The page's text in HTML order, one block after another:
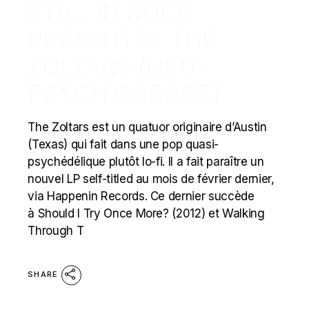
The Zoltars est un quatuor originaire d’Austin
(Texas) qui fait dans une pop quasi-
psychédélique plutôt lo-fi. Il a fait paraître un
nouvel LP self-titled au mois de février dernier,
via Happenin Records. Ce dernier succède
à Should I Try Once More? (2012) et Walking
Through T
SHARE